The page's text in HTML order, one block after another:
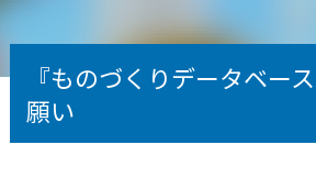
『ものづくりデータベー
願い